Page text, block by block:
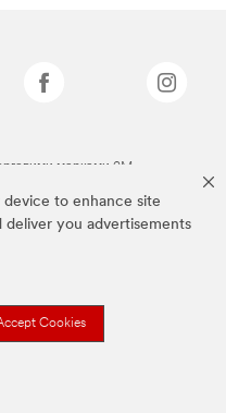
device to enhance site
deliver you advertisements
Cookies
марками 3M.